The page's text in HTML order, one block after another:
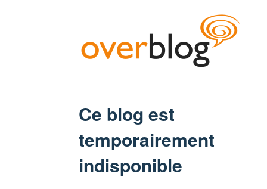
Ce blog est
temporairement
indisponible